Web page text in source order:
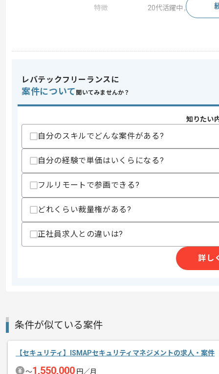
特徴
20代活躍中 , 30代活躍
・移行方式設計や運用設計の経験
・ファイルサーバの設計導入経験
その他募集要項
商談回数
2回
募集人数
レバテックでの実績がある企業の案件
ご経験と実績に応じて別案件のご提案
経験豊富なメンバーと成長が出来る環境
レバテックフリーランスに
案件について 聞いてみませんか？
知りたい
自分のスキルでどんな案件がある?
自分の経験で単価はいくらになる?
フルリモートで参画できる?
どれくらい裁量権がある?
正社員求人との違いは?
詳し
条件が似ている案件
【セキュリティ】ISMAPセキュリティマネジメントの求人・案件
〜1,550,000 円／月